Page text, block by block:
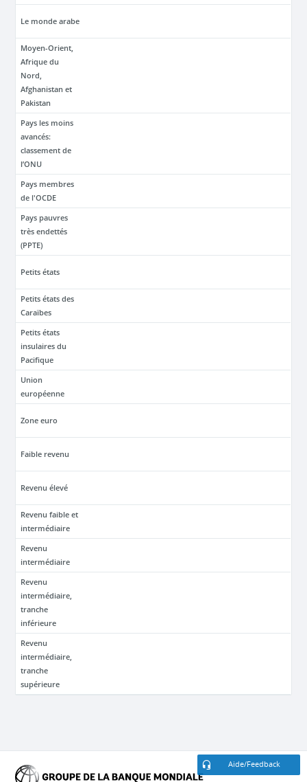
Le monde arabe
Moyen-Orient,
Afrique du
Nord,
Afghanistan et
Pakistan
Pays les moins
avancés:
classement de
l’ONU
Pays membres
de l'OCDE
Pays pauvres
très endettés
(PPTE)
Petits états
Petits états des
Caraïbes
Petits états
insulaires du
Pacifique
Union
européenne
Zone euro
Faible revenu
Revenu élevé
Revenu faible et
intermédiaire
Revenu
intermédiaire
Revenu
intermédiaire,
tranche
inférieure
Revenu
intermédiaire,
tranche
supérieure
Aide/Feedback